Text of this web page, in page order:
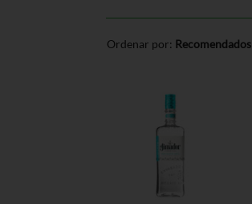
Ordenar por: Recomendados